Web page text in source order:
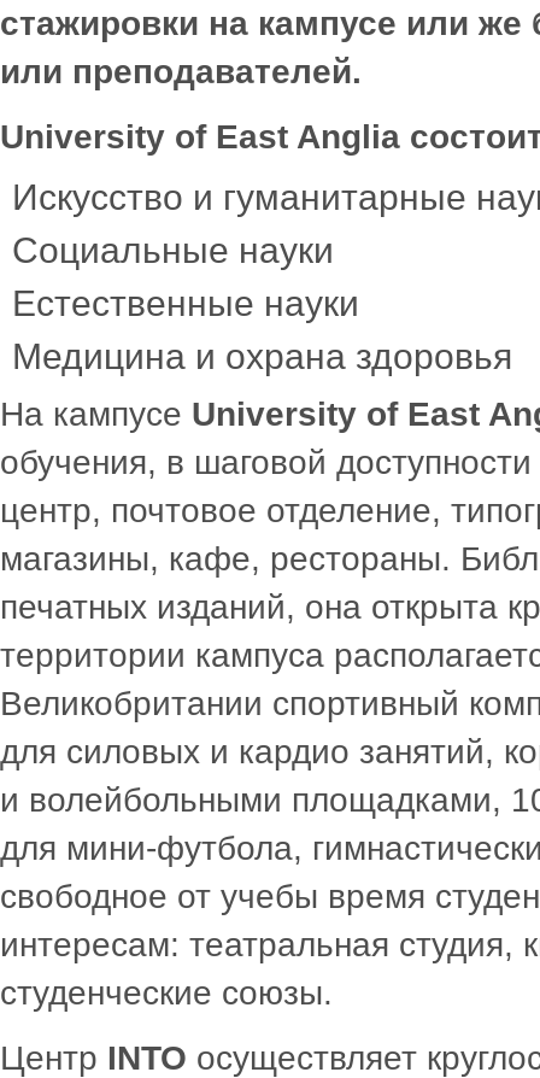
стажировки на кампусе или
или преподавателей.
University of East Anglia
Искусство и гуманитарные
Социальные науки
Естественные науки
Медицина и охрана здоровья
На кампусе University of East
обучения, в шаговой
центр, почтовое отделение,
магазины, кафе, рестораны.
печатных изданий, она открыта
территории кампуса
Великобритании спортивный
для силовых и кардио занятий,
и волейбольными площадками,
для мини-футбола,
свободное от учебы время
интересам: театральная студия,
студенческие союзы.
Центр INTO осуществляет